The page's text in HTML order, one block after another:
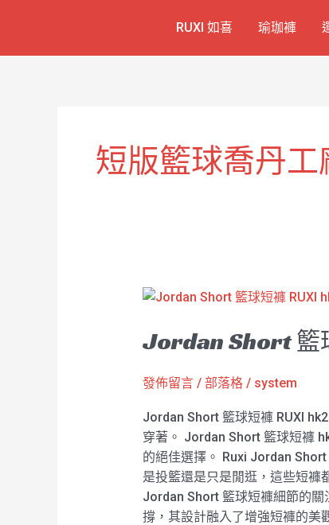
RUXI 如喜 瑜珈褲
短版籃球喬丹工
Jordan Short 籃
發佈留言 / 部落格/ system
Jordan Short 籃球短褲 RUXI
穿著。 Jordan Short 籃球短褲
的絕佳選擇。 Ruxi Jordan
是投籃還是只是閒逛，這些短褲
Jordan Short 籃球短褲細節的關
撐，其設計融入了增強短褲的美
Jordan
籃
短
RUXI
hk2588